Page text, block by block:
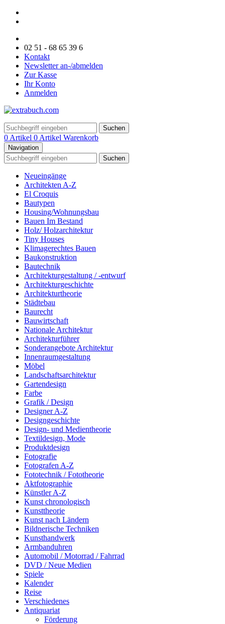
02 51 - 68 65 39 6
Kontakt
Newsletter an-/abmelden
Zur Kasse
Ihr Konto
Anmelden
Suchen
0 Artikel 0 Artikel Warenkorb
Navigation
Suchen
Neueingänge
Architekten A-Z
El Croquis
Bautypen
Housing/Wohnungsbau
Bauen Im Bestand
Holz/ Holzarchitektur
Tiny Houses
Klimagerechtes Bauen
Baukonstruktion
Bautechnik
Architekturgestaltung / -entwurf
Architekturgeschichte
Architekturtheorie
Städtebau
Baurecht
Bauwirtschaft
Nationale Architektur
Architekturführer
Sonderangebote Architektur
Innenraumgestaltung
Möbel
Landschaftsarchitektur
Gartendesign
Farbe
Grafik / Design
Designer A-Z
Designgeschichte
Design- und Medientheorie
Textildesign, Mode
Produktdesign
Fotografie
Fotografen A-Z
Fototechnik / Fototheorie
Aktfotographie
Künstler A-Z
Kunst chronologisch
Kunsttheorie
Kunst nach Ländern
Bildnerische Techniken
Kunsthandwerk
Armbanduhren
Automobil / Motorrad / Fahrrad
DVD / Neue Medien
Spiele
Kalender
Reise
Verschiedenes
Antiquariat
Förderung